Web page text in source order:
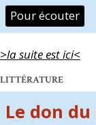
Pour écouter
>la suite est ici<
LITTÉRATURE
Le don